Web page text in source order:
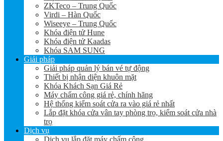
ZKTeco – Trung Quốc
Virdi – Hàn Quốc
Wiseeye – Trung Quốc
Khóa điện tử Hune
Khóa điện tử Kaadas
Khóa SAM SUNG
Giải pháp
Giải pháp quản lý bán vé tự động
Thiết bị nhận diện khuôn mặt
Khóa Khách Sạn Giá Rẻ
Máy chấm công giá rẻ, chính hãng
Hệ thống kiểm soát cửa ra vào giá rẻ nhất
Lắp đặt khóa cửa vân tay phòng trọ, kiểm soát cửa nhà
trọ
Dịch vụ
Dịch vụ lắp đặt máy chấm công